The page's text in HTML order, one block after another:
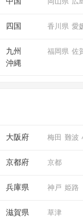
四国 香川県 愛
九州
沖縄
福岡県 佐
大阪府 梅田 難波
京都府 京都
兵庫県 神戸 姫路
滋賀県 草津